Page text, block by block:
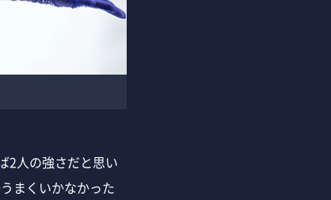
2人の強さだと思い
まくいかなかった